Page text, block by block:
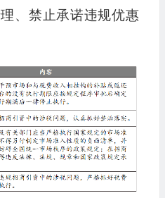
、禁止承诺违规优惠